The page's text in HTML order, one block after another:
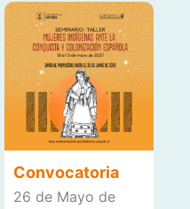
Convocatoria
26 de Mayo de